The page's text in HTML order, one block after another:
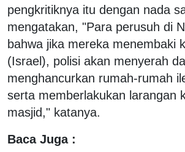
pengkritiknya itu dengan nada
mengatakan, "Para perusuh di
bahwa jika mereka menembaki
(Israel), polisi akan menyerah
menghancurkan rumah-rumah
serta memberlakukan larangan
masjid," katanya.
Baca Juga :